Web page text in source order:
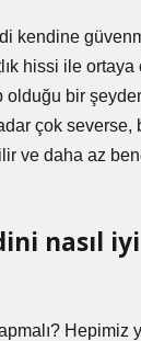
kendine
hissi ile ortaya
olduğu bir
çok severse,
ve daha az
nasıl iyi
Hepimiz